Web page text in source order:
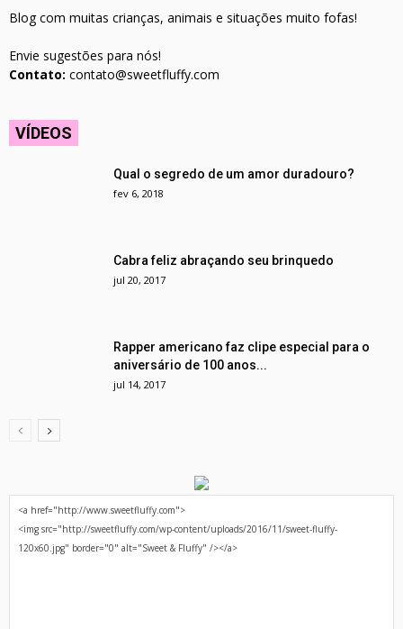
Blog com muitas crianças, animais e situações muito fofas!
Envie sugestões para nós!
Contato: contato@sweetfluffy.com
VÍDEOS
Qual o segredo de um amor duradouro?
fev 6, 2018
Cabra feliz abraçando seu brinquedo
jul 20, 2017
Rapper americano faz clipe especial para o
aniversário de 100 anos...
jul 14, 2017